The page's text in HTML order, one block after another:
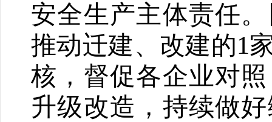
安全生产主体责任。
推动迁建、改建的1
核，督促各企业对
升级改造，持续做